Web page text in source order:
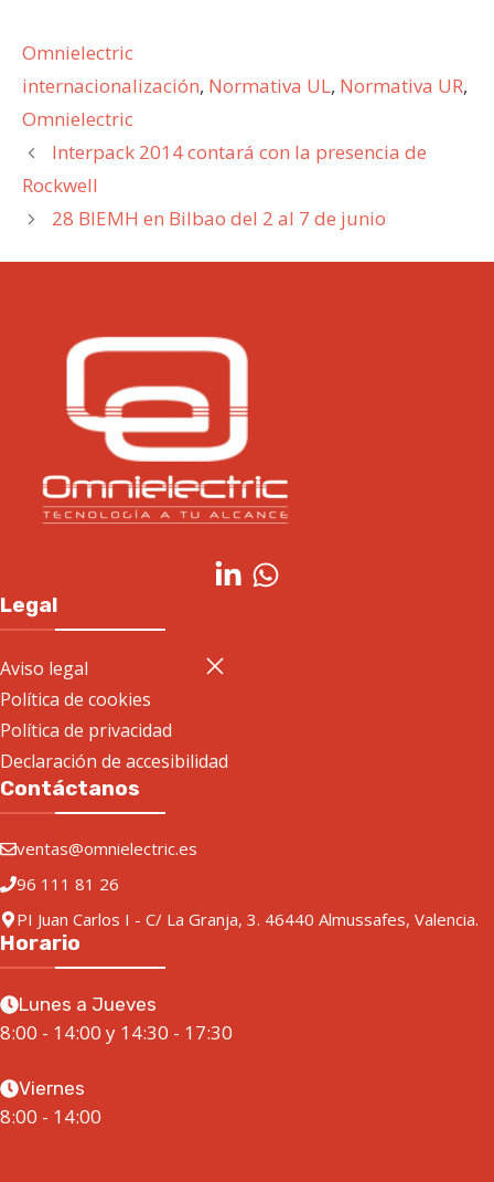
Categorías
Omnielectric
Etiquetas
internacionalización, Normativa UL, Normativa UR,
Omnielectric
Interpack 2014 contará con la presencia de
Rockwell
28 BIEMH en Bilbao del 2 al 7 de junio
Legal
Aviso legal
Política de cookies
Política de privacidad
Declaración de accesibilidad
Contáctanos
ventas@omnielectric.es
96 111 81 26
PI Juan Carlos I - C/ La Granja, 3. 46440 Almussafes, Valencia.
Horario
Lunes a Jueves
8:00 - 14:00 y 14:30 - 17:30
Viernes
8:00 - 14:00